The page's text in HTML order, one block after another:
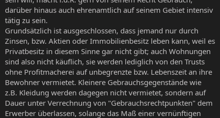
darüber hinaus auch ehrenamtlich auf seinem Gebiet intensiv
tätig zu sein.
Grundsätzlich ist ausgeschlossen, dass jemand nur durch
Zinsen, bzw. Aktien oder Immobilienbesitz leben kann, weil es
Privatbesitz in diesem Sinne gar nicht gibt; auch Wohnungen
sind also nicht käuflich, sie werden lediglich von den Trusts
ohne Profitmacherei auf unbegrenzte bzw. Lebenszeit an ihre
Bewohner vermietet. Kleinere Gebrauchsgegenstände wie
z.B. Kleidung werden dagegen nicht vermietet, sondern auf
Dauer unter Verrechnung von "Gebrauchsrechtpunkten" dem
Erwerber überlassen, solange das Maß einer vernünftigen